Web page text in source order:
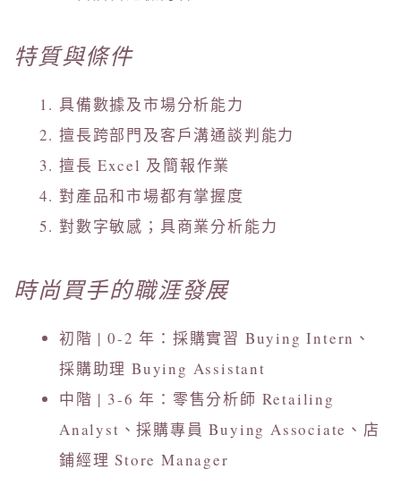
特質與條件
具備數據及市場分析能力
擅長跨部門及客戶溝通談判能力
擅長 Excel 及簡報作業
對產品和市場都有掌握度
對數字敏感；具商業分析能力
時尚買手的職涯發展
初階 | 0-2 年：採購實習 Buying Intern、
採購助理 Buying Assistant
中階 | 3-6 年：零售分析師 Retailing
Analyst、採購專員 Buying Associate、店
鋪經理 Store Manager